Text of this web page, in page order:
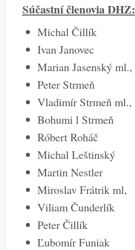
Súčastní členovia DHZ:
Michal Čillík
Ivan Janovec
Marian Jasenský ml.,
Peter Strmeň
Vladimír Strmeň ml.,
Bohumi l Strmeň
Róbert Roháč
Michal Leštinský
Martin Nestler
Miroslav Frátrik ml,
Viliam Čunderlík
Peter Čillík
Ľubomír Funiak